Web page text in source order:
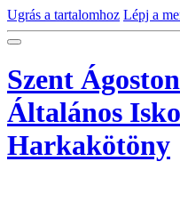
Ugrás a tartalomhoz Lépj a
Szent
Általános
Harkakötöny